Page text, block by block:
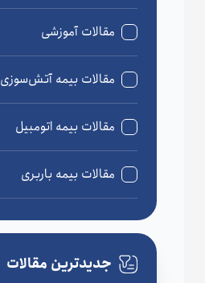
مقالات آموزشی
مقالات بیمه آتش‌سوزی
مقالات بیمه اتومبیل
مقالات بیمه باربری
مقالات بیمه درمان
مقالات بیمه زندگی
جدیدترین مقالات